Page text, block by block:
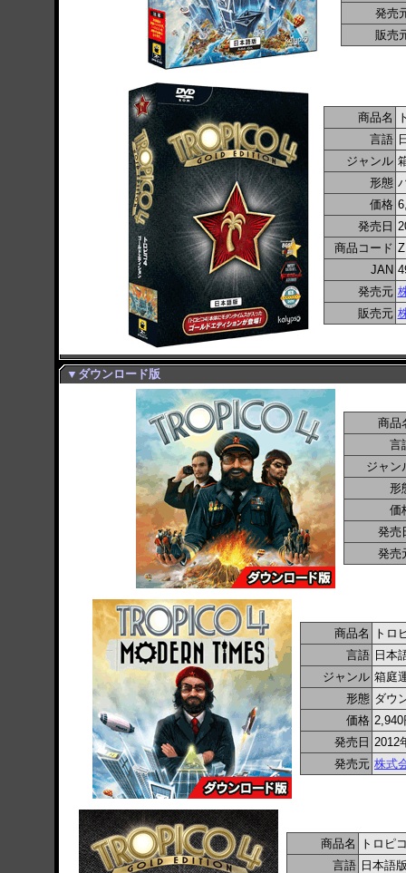
発売
販売
商品名
言語
ジャンル
形態
価格
発売日
商品コード
JAN
発売元
販売元
▼ダウンロード版
商品
言
ジャン
形
価
発売
発売
商品名
トロ
言語 日本
ジャンル 箱庭
形態 ダウ
価格
発売日 2012
発売元 株式
商品名
トロピ
言語 日本語